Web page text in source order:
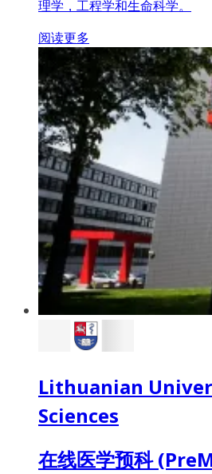
理学，工程学和生命科学。
阅读更多
Lithuanian
Sciences
在线医学预科